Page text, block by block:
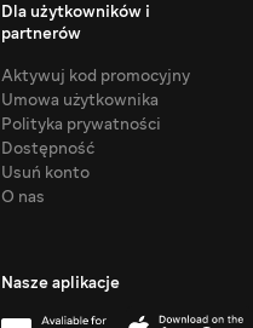
Dla użytkowników i
partnerów
Aktywuj kod promocyjny
Umowa użytkownika
Polityka prywatności
Dostępność
Usuń konto
O nas
Nasze aplikacje